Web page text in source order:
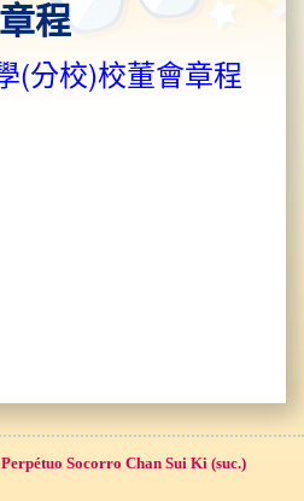
程
(分校)校董會章程
Socorro Chan Sui Ki (suc.)